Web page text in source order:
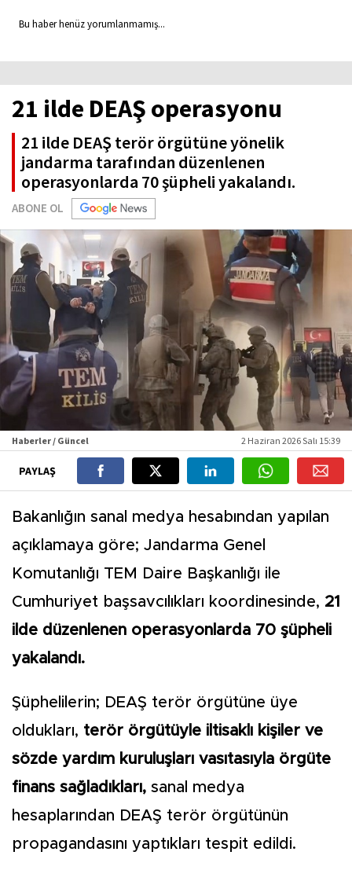
Bu haber henüz yorumlanmamış...
21 ilde DEAŞ operasyonu
21 ilde DEAŞ terör örgütüne yönelik
jandarma tarafından düzenlenen
operasyonlarda 70 şüpheli yakalandı.
ABONE OL
Haberler / Güncel 2 Haziran 2026 Salı 15:39
PAYLAŞ
Bakanlığın sanal medya hesabından yapılan
açıklamaya göre; Jandarma Genel
Komutanlığı TEM Daire Başkanlığı ile
Cumhuriyet başsavcılıkları koordinesinde, 21
ilde düzenlenen operasyonlarda 70 şüpheli
yakalandı.
Şüphelilerin; DEAŞ terör örgütüne üye
oldukları, terör örgütüyle iltisaklı kişiler ve
sözde yardım kuruluşları vasıtasıyla örgüte
finans sağladıkları, sanal medya
hesaplarından DEAŞ terör örgütünün
propagandasını yaptıkları tespit edildi.